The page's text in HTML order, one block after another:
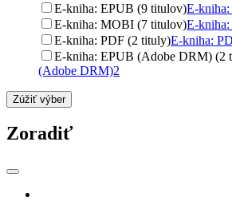
E-kniha: EPUB (9 titulov)E-
E-kniha: MOBI (7 titulov)E-
E-kniha: PDF (2 tituly)E-kniha:
E-kniha: EPUB (Adobe DRM) (2
(Adobe DRM)2
Zúžiť výber
Zoradiť